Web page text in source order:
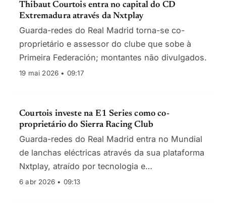
Thibaut Courtois entra no capital do CD
Extremadura através da Nxtplay
Guarda-redes do Real Madrid torna-se co-
proprietário e assessor do clube que sobe à
Primeira Federación; montantes não divulgados.
19 mai 2026 • 09:17
Courtois investe na E1 Series como co-
proprietário do Sierra Racing Club
Guarda-redes do Real Madrid entra no Mundial
de lanchas eléctricas através da sua plataforma
Nxtplay, atraído por tecnologia e
sustentabilidade, com apoio do fundo soberano
6 abr 2026 • 09:13